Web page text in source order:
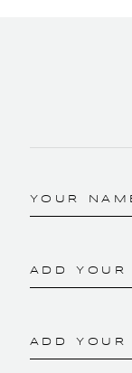
YOUR
ADD YOUR
ADD YOUR